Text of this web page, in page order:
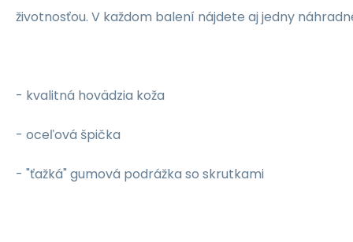
životnosťou. V každom balení nájdete aj jedny
- kvalitná hovädzia koža
- oceľová špička
- "ťažká" gumová podrážka so skrutkami